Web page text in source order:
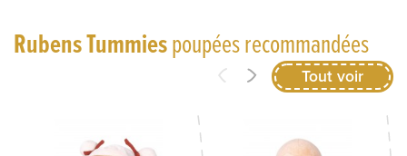
Rubens Tummiespoupées recommandées
Tout voir